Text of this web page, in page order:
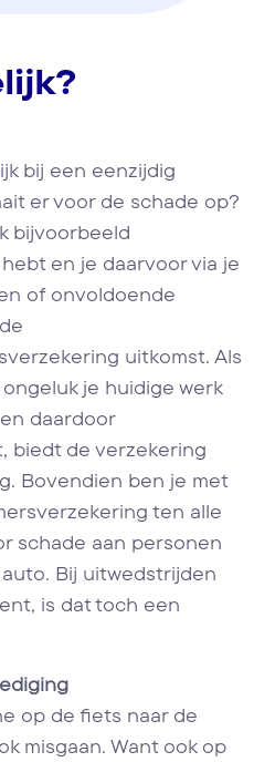
bij een eenzijdig
er voor de schade op?
bijvoorbeeld
en je daarvoor via je
of onvoldoende
uitkomst. Als
je huidige werk
daardoor
biedt de verzekering
Bovendien ben je met
ten alle
schade aan personen
Bij uitwedstrijden
is dat toch een
op de fiets naar de
misgaan. Want ook op